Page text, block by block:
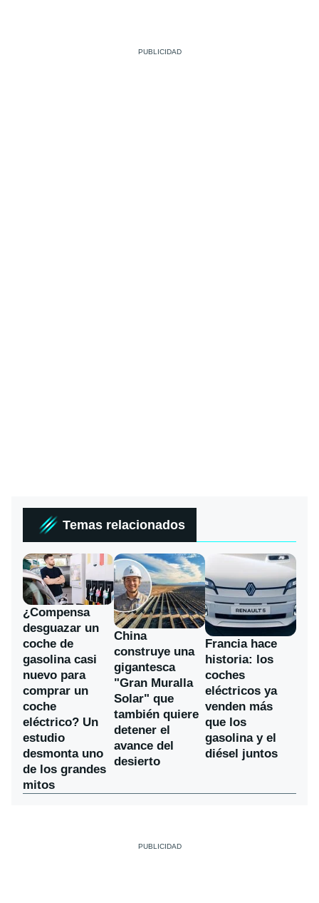
Temas relacionados
¿Compensa
desguazar un
coche de
gasolina casi
nuevo para
comprar un
coche
eléctrico? Un
estudio
desmonta uno
de los grandes
mitos
China
construye una
gigantesca
"Gran Muralla
Solar" que
también quiere
detener el
avance del
desierto
Francia hace
historia: los
coches
eléctricos ya
venden más
que los
gasolina y el
diésel juntos